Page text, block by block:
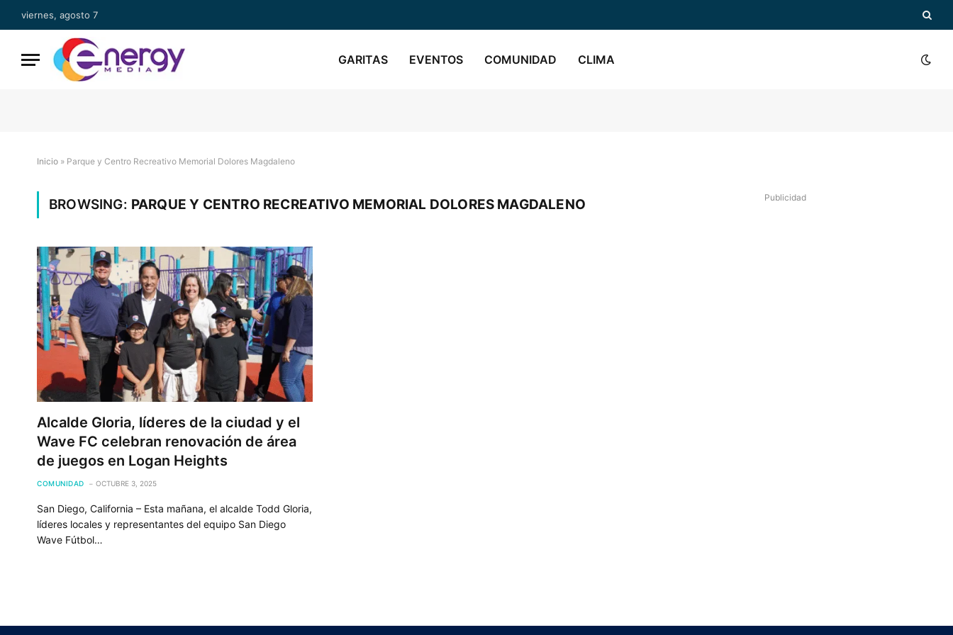
viernes, agosto 7
GARITAS EVENTOS COMUNIDAD CLIMA
Inicio » Parque y Centro Recreativo Memorial Dolores Magdaleno
BROWSING: PARQUE Y CENTRO RECREATIVO MEMORIAL DOLORES MAGDALENO
Alcalde Gloria, líderes de la ciudad y el
Wave FC celebran renovación de área
de juegos en Logan Heights
COMUNIDAD OCTUBRE 3, 2025
San Diego, California – Esta mañana, el alcalde Todd Gloria,
líderes locales y representantes del equipo San Diego
Wave Fútbol…
Publicidad